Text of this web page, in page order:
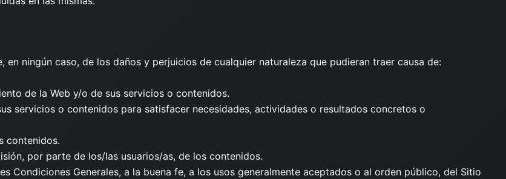
en ningún caso, de los daños y perjuicios de cualquier naturaleza que pudieran traer causa de:
de la Web y/o de sus servicios o contenidos.
servicios o contenidos para satisfacer necesidades, actividades o resultados concretos o
contenidos.
por parte de los/las usuarios/as, de los contenidos.
Condiciones Generales, a la buena fe, a los usos generalmente aceptados o al orden público, del Sitio